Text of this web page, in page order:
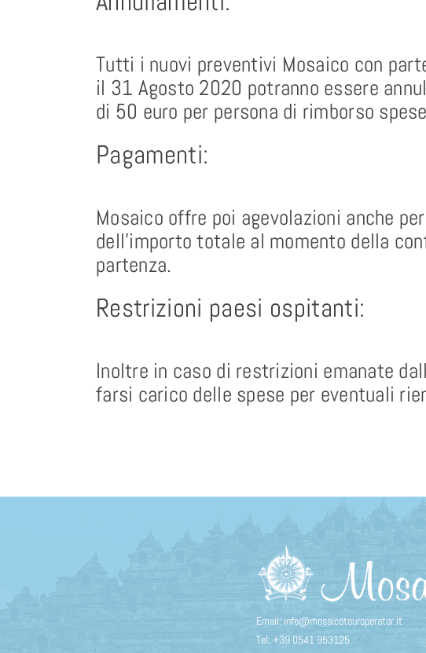
Tutti i nuovi preventivi Mosaico con
il 31 Agosto 2020 potranno essere
di 50 euro per persona di rimborso
Pagamenti:
Mosaico offre poi agevolazioni anche
dell’importo totale al momento della
partenza.
Restrizioni paesi ospitanti:
Inoltre in caso di restrizioni emanate
farsi carico delle spese per eventuali
Email: info@mosaicotouroperator.it
Tel: +39 0541 953125